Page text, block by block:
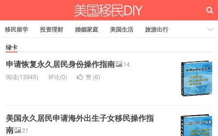
移民留学 投资理财 婚姻家庭 美国生活
旅游出行
法律税务
绿卡
申请恢复永久居民身份操作指南
14
阅读(13945)
评论(0) 赞 (6)
美国永久居民申请海外出生子女移民操作指
南
21